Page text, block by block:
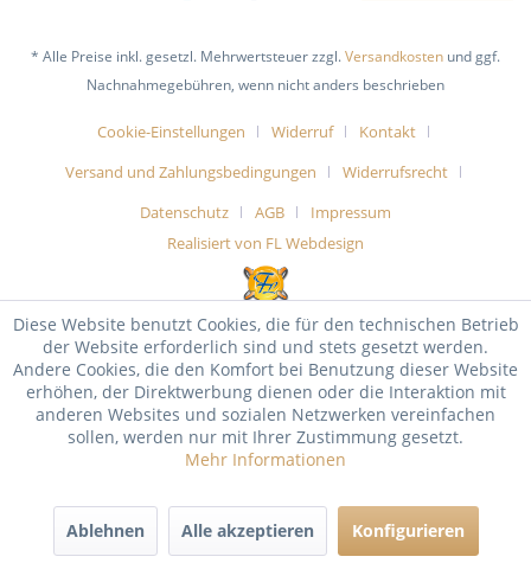
* Alle Preise inkl. gesetzl. Mehrwertsteuer zzgl.Versandkosten und ggf.
Nachnahmegebühren, wenn nicht anders beschrieben
Cookie-Einstellungen Widerruf
Kontakt
Versand und Zahlungsbedingungen
Widerrufsrecht
Datenschutz
AGB
Impressum
Realisiert von FL Webdesign
Diese Website benutzt Cookies, die für den technischen Betrieb
der Website erforderlich sind und stets gesetzt werden.
Andere Cookies, die den Komfort bei Benutzung dieser Website
erhöhen, der Direktwerbung dienen oder die Interaktion mit
anderen Websites und sozialen Netzwerken vereinfachen
sollen, werden nur mit Ihrer Zustimmung gesetzt.
Mehr Informationen
Ablehnen Alle akzeptieren Konfigurieren